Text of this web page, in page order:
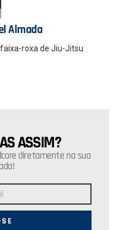
Almada
roxa de Jiu-Jitsu
ASSIM?
diretamente na sua